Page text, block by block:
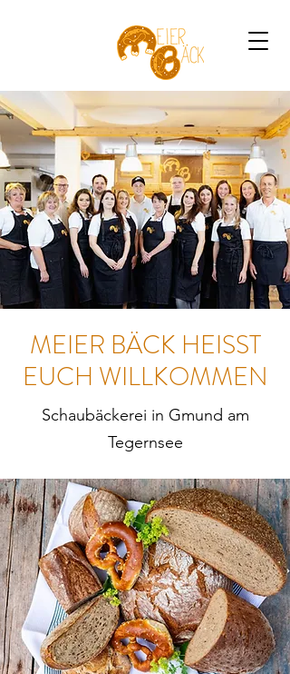
MEIER BÄCK HEISST
EUCH WILLKOMMEN
Schaubäckerei in Gmund am
Tegernsee